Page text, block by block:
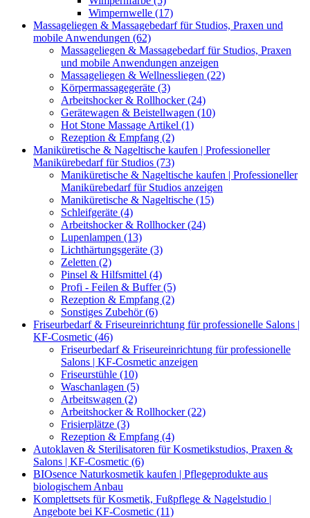
Wimpernwelle (17)
Massageliegen & Massagebedarf für Studios, Praxen und
mobile Anwendungen (62)
Massageliegen & Massagebedarf für Studios, Praxen
und mobile Anwendungen anzeigen
Massageliegen & Wellnessliegen (22)
Körpermassagegeräte (3)
Arbeitshocker & Rollhocker (24)
Gerätewagen & Beistellwagen (10)
Hot Stone Massage Artikel (1)
Rezeption & Empfang (2)
Maniküretische & Nageltische kaufen | Professioneller
Manikürebedarf für Studios (73)
Maniküretische & Nageltische kaufen | Professioneller
Manikürebedarf für Studios anzeigen
Maniküretische & Nageltische (15)
Schleifgeräte (4)
Arbeitshocker & Rollhocker (24)
Lupenlampen (13)
Lichthärtungsgeräte (3)
Zeletten (2)
Pinsel & Hilfsmittel (4)
Profi - Feilen & Buffer (5)
Rezeption & Empfang (2)
Sonstiges Zubehör (6)
Friseurbedarf & Friseureinrichtung für professionelle Salons |
KF-Cosmetic (46)
Friseurbedarf & Friseureinrichtung für professionelle
Salons | KF-Cosmetic anzeigen
Friseurstühle (10)
Waschanlagen (5)
Arbeitswagen (2)
Arbeitshocker & Rollhocker (22)
Frisierplätze (3)
Rezeption & Empfang (4)
Autoklaven & Sterilisatoren für Kosmetikstudios, Praxen &
Salons | KF-Cosmetic (6)
BIOsence Naturkosmetik kaufen | Pflegeprodukte aus
biologischem Anbau
Komplettsets für Kosmetik, Fußpflege & Nagelstudio |
Angebote bei KF-Cosmetic (11)